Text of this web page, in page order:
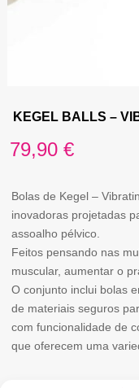
KEGEL BALLS –
79,90 €
Bolas de Kegel –
inovadoras projetadas
assoalho pélvico.
Feitos pensando nas
muscular, aumentar o
O conjunto inclui bolas
de materiais seguros
com funcionalidade de
que oferecem uma